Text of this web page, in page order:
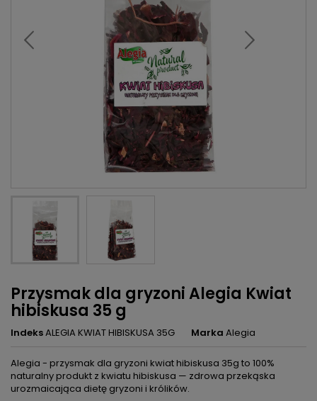
Przysmak dla gryzoni Alegia Kwiat
hibiskusa 35 g
IndeksALEGIA KWIAT HIBISKUSA 35G Marka Alegia
Alegia - przysmak dla gryzoni kwiat hibiskusa 35g to 100%
naturalny produkt z kwiatu hibiskusa — zdrowa przekąska
urozmaicająca dietę gryzoni i królików.